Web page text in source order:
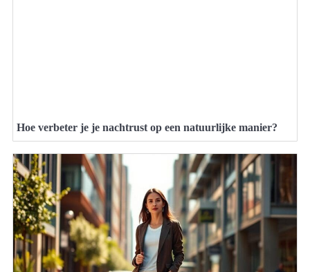
Hoe verbeter je je nachtrust op een natuurlijke manier?